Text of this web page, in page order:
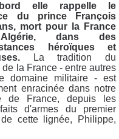
elle rappelle le
du prince François
mort pour la France
dans des
héroïques et
La tradition du
de la France - entre autres
domaine militaire - est
enracinée dans notre
de France, depuis les
d'armes du premier
cette lignée, Philippe,